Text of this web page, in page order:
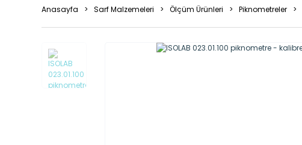
Anasayfa Sarf Malzemeleri Ölçüm Ürünleri Piknometreler